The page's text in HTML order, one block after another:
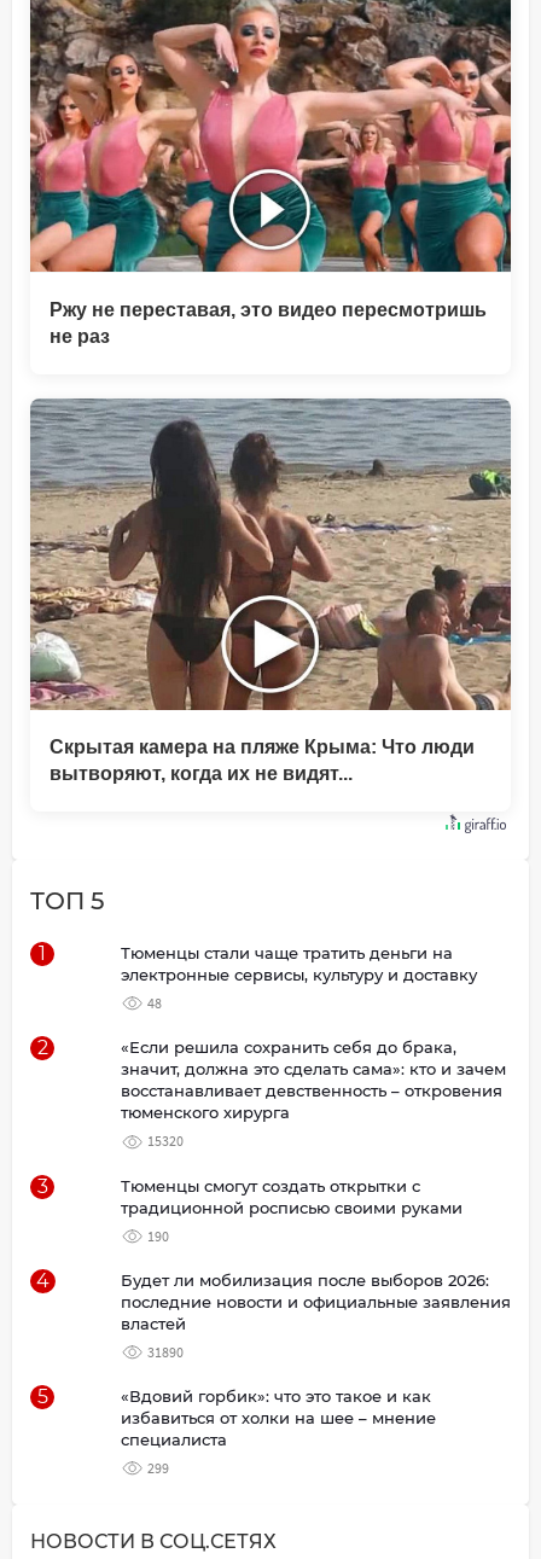
Ржу не переставая, это видео пересмотришь
не раз
Скрытая камера на пляже Крыма: Что люди
вытворяют, когда их не видят...
ТОП 5
1
Тюменцы стали чаще тратить деньги на
электронные сервисы, культуру и доставку
48
2
«Если решила сохранить себя до брака,
значит, должна это сделать сама»: кто и зачем
восстанавливает девственность – откровения
тюменского хирурга
15320
3
Тюменцы смогут создать открытки с
традиционной росписью своими руками
190
4
Будет ли мобилизация после выборов 2026:
последние новости и официальные заявления
властей
31890
5
«Вдовий горбик»: что это такое и как
избавиться от холки на шее – мнение
специалиста
299
НОВОСТИ В СОЦ.СЕТЯХ